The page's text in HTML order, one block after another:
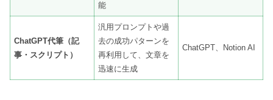
能
ChatGPT代筆（記
事・スクリプト）
汎用プロンプトや過
去の成功パターンを
再利用して、文章を
迅速に生成
ChatGPT、Notion AI